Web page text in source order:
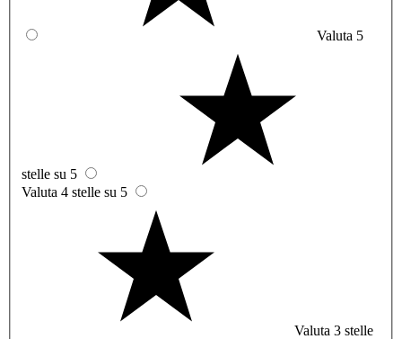
Valuta 5
stelle su 5
Valuta 4 stelle su 5
Valuta 3 stelle